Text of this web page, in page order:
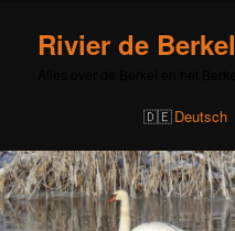
Rivier de Berkel
Deutsch